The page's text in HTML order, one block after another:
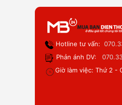
Hotline tư vấn:
Phản ánh DV:
Giờ làm việc: Thứ 2 -